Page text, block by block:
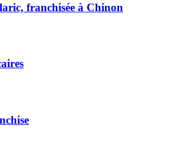
franchisée à Chinon